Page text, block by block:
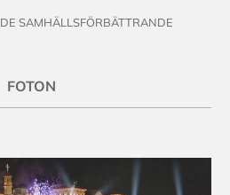
SAMHÄLLSFÖRBÄTTRANDE
FOTON